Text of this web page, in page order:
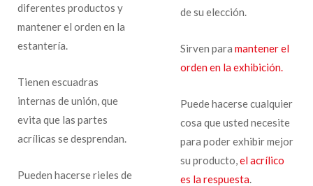
diferentes productos y
mantener el orden en la
estantería.
Tienen escuadras
internas de unión, que
evita que las partes
acrílicas se desprendan.
Pueden hacerse rieles de
de su elección.
Sirven para mantener el
orden en la exhibición.
Puede hacerse cualquier
cosa que usted necesite
para poder exhibir mejor
su producto,el acrílico
es la respuesta.